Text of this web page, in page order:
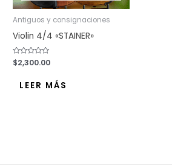
Antiguos y consignaciones
Violin 4/4 «STAINER»
Valorado
con
$2,300.00
LEER MÁS